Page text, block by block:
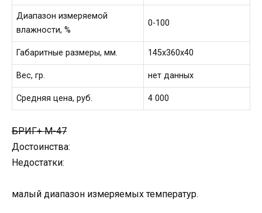
Диапазон измеряемой
влажности, %
0-100
Габаритные размеры, мм. 145х360х40
Вес, гр. нет данных
Средняя цена, руб. 4 000
БРИГ+ М-47
Достоинства:
Недостатки:
малый диапазон измеряемых температур.